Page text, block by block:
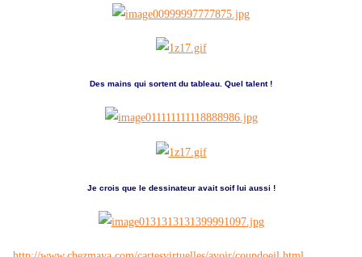
Des mains qui sortent du tableau. Quel talent !
Je crois que le dessinateur avait soif lui aussi !